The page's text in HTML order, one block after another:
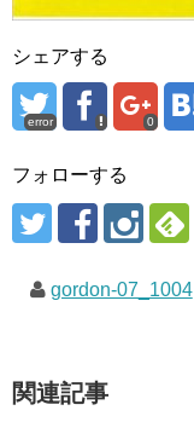
シェアする
error 0
フォローする
gordon-07_1004
関連記事